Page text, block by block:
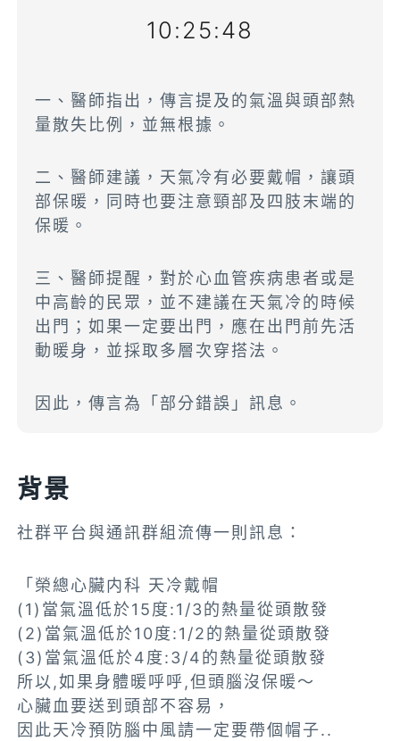
10:25:48
一、醫師指出，傳言提及的氣溫與頭部熱
量散失比例，並無根據。
二、醫師建議，天氣冷有必要戴帽，讓頭
部保暖，同時也要注意頸部及四肢末端的
保暖。
三、醫師提醒，對於心血管疾病患者或是
中高齡的民眾，並不建議在天氣冷的時候
出門；如果一定要出門，應在出門前先活
動暖身，並採取多層次穿搭法。
因此，傳言為「部分錯誤」訊息。
背景
社群平台與通訊群組流傳一則訊息：
「榮總心臟内科 天冷戴帽
(1)當氣溫低於15度:1/3的熱量從頭散發
(2)當氣溫低於10度:1/2的熱量從頭散發
(3)當氣溫低於4度:3/4的熱量從頭散發
所以,如果身體暖呼呼,但頭腦沒保暖〜
心臟血要送到頭部不容易，
因此天冷預防腦中風請一定要帶個帽子..